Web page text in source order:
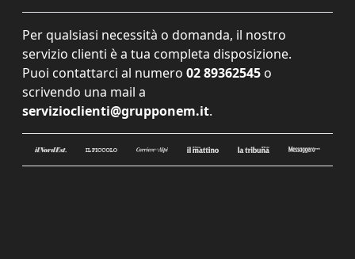
Per qualsiasi necessità o domanda, il nostro
servizio clienti è a tua completa disposizione.
Puoi contattarci al numero 02 89362545 o
scrivendo una mail a
servizioclienti@grupponem.it.